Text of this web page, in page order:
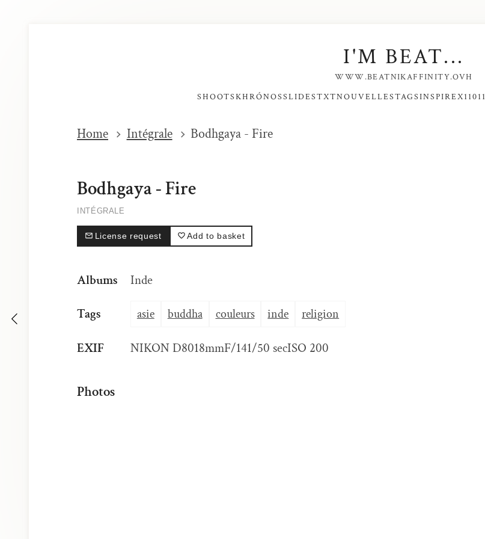
I'M BEAT...
WWW.BEATNIKAFFINITY.OVH
SHOOTSKHRÓNOSSLIDESTXTNOUVELLESTAGSINSPIRE
Home Intégrale Bodhgaya - Fire
Bodhgaya - Fire
INTÉGRALE
License request Add to basket
Albums Inde
Tags asie buddha couleurs inde religion
EXIF NIKON D8018mmF/141/50 secISO 200
Photos